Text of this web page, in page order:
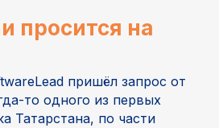
просится на
пришёл запрос от
то одного из первых
Татарстана, по части